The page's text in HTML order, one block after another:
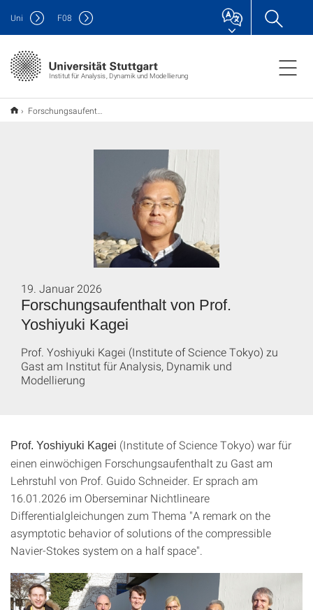
Institut für Analysis, Dynamik und Modellierung
Uni F08
Forschungsaufenthalt von Prof. Yoshiyuki Kagei
Forschungsaufenthalt von Prof.
Yoshiyuki Kagei
19. Januar 2026
Prof. Yoshiyuki Kagei (Institute of Science Tokyo) zu
Gast am Institut für Analysis, Dynamik und
Modellierung
Prof. Yoshiyuki Kagei (Institute of Science Tokyo) war für
einen einwöchigen Forschungsaufenthalt zu Gast am
Lehrstuhl von Prof. Guido Schneider. Er sprach am
16.01.2026 im Oberseminar Nichtlineare
Differentialgleichungen zum Thema "A remark on the
asymptotic behavior of solutions of the compressible
Navier-Stokes system on a half space".